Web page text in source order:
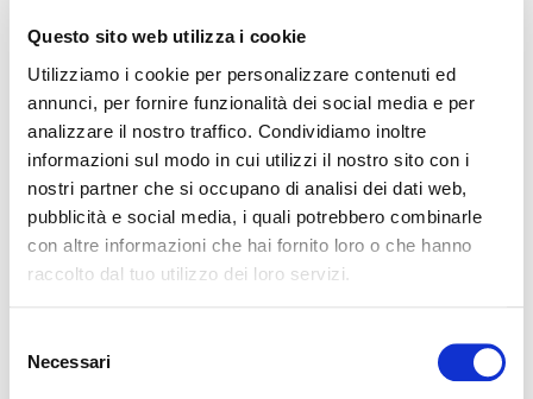
Questo sito web utilizza i cookie
Utilizziamo i cookie per personalizzare contenuti ed
annunci, per fornire funzionalità dei social media e per
analizzare il nostro traffico. Condividiamo inoltre
informazioni sul modo in cui utilizzi il nostro sito con i
nostri partner che si occupano di analisi dei dati web,
pubblicità e social media, i quali potrebbero combinarle
con altre informazioni che hai fornito loro o che hanno
raccolto dal tuo utilizzo dei loro servizi.
delNecessari
necessaria per rispondere alla Sua chiamata».